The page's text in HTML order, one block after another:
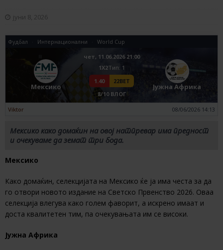
јуни 8, 2026
Фудбал Интернационални World Cup
Мексико
чет, 11.06.2026 21:00
1X2Tип: 1
1.40
22BET
8/10 ВЛОГ
Јужна Африка
Viktor 08/06/2026 14:13
Мексико како домаќин на овој натпревар има предност
и очекуваме да земат три бода.
Мексико
Како домаќин, селекцијата на Мексико ќе ја има честа за да
го отвори новото издание на Светско Првенство 2026. Оваа
селекција влегува како голем фаворит, а искрено имаат и
доста квалитетен тим, па очекувањата им се високи.
Јужна Африка